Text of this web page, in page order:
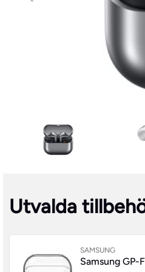
Utvalda
SAMSUNG
Samsung GP-